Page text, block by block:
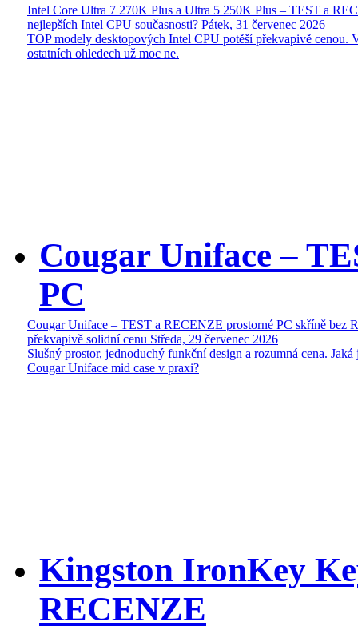
Intel Core Ultra 7 270K Plus a Ultra 5 250K Plus – TEST a
nejlepších Intel CPU současnosti? Pátek, 31 červenec 2026
TOP modely desktopových Intel CPU potěší překvapivě cenou.
ostatních ohledech už moc ne.
Cougar Uniface –
PC
Cougar Uniface – TEST a RECENZE prostorné PC skříně bez
překvapivě solidní cenu Středa, 29 červenec 2026
Slušný prostor, jednoduchý funkční design a rozumná cena. Jaká
Cougar Uniface mid case v praxi?
Kingston IronKey
RECENZE